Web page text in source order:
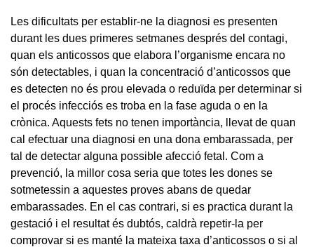
Les dificultats per establir-ne la diagnosi es presenten
durant les dues primeres setmanes després del contagi,
quan els anticossos que elabora l’organisme encara no
són detectables, i quan la concentració d’anticossos que
es detecten no és prou elevada o reduïda per determinar si
el procés infecciós es troba en la fase aguda o en la
crònica. Aquests fets no tenen importància, llevat de quan
cal efectuar una diagnosi en una dona embarassada, per
tal de detectar alguna possible afecció fetal. Com a
prevenció, la millor cosa seria que totes les dones se
sotmetessin a aquestes proves abans de quedar
embarassades. En el cas contrari, si es practica durant la
gestació i el resultat és dubtós, caldrà repetir-la per
comprovar si es manté la mateixa taxa d’anticossos o si al